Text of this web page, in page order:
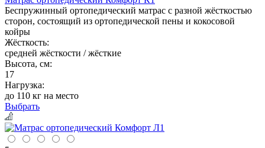
Беспружинный ортопедический матрас с разной жёсткостью
сторон, состоящий из ортопедической пены и кокосовой
койры
Жёсткость:
средней жёсткости / жёсткие
Высота, см:
17
Нагрузка:
до 110 кг на место
Выбрать